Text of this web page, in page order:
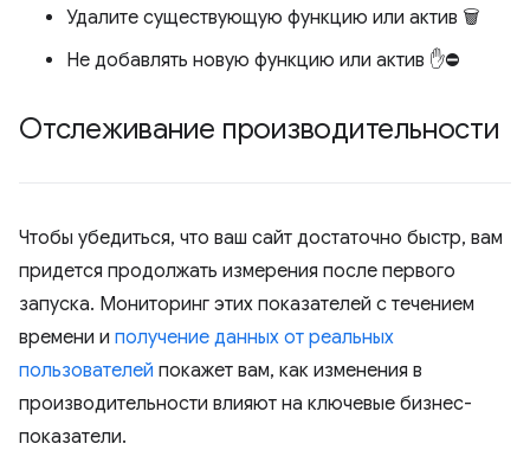
Удалите существующую функцию или актив 🗑️
Не добавлять новую функцию или актив ✋⛔
Отслеживание производительности
Чтобы убедиться, что ваш сайт достаточно быстр, вам
придется продолжать измерения после первого
запуска. Мониторинг этих показателей с течением
времени и получение данных от реальных
пользователей покажет вам, как изменения в
производительности влияют на ключевые бизнес-
показатели.